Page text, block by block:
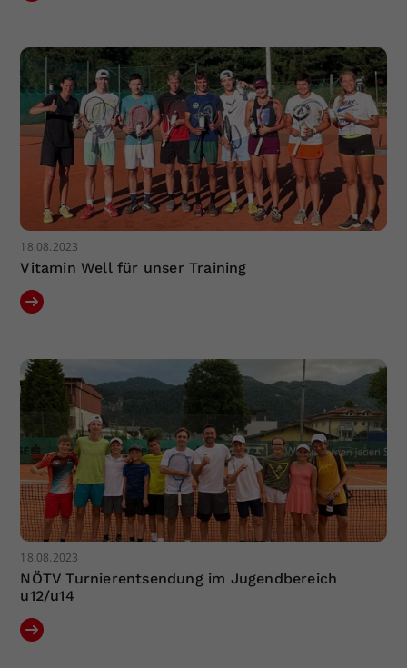
18.08.2023
Vitamin Well für unser Training
18.08.2023
NÖTV Turnierentsendung im Jugendbereich
u12/u14